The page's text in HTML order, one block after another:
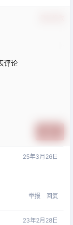
评论
25年3月26日
举报 回复
23年2月28日